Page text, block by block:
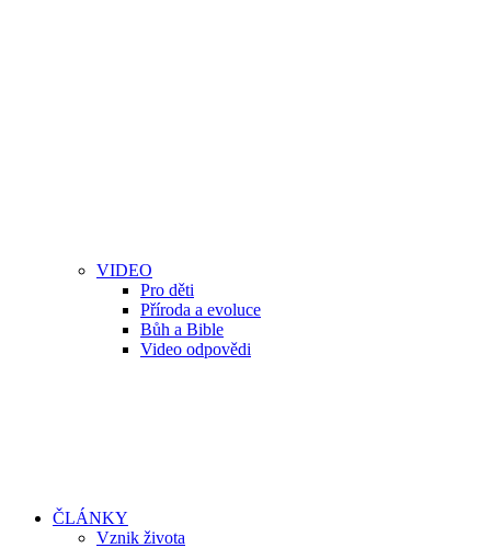
VIDEO
Pro děti
Příroda a evoluce
Bůh a Bible
Video odpovědi
ČLÁNKY
Vznik života